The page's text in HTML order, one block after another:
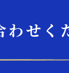
わせく